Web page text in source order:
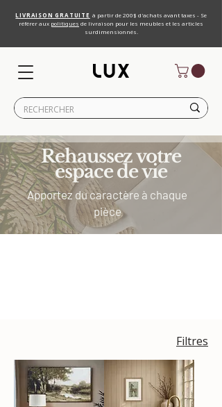
LIVRAISON GRATUITE à partir de 200$ d'achats avant taxes - Se
référer aux politiques de livraison pour les meubles et les articles
surdimensionnés.
Rehaussez votre
espace de vie
Apportez du caractère à chaque
pièce
Filtres